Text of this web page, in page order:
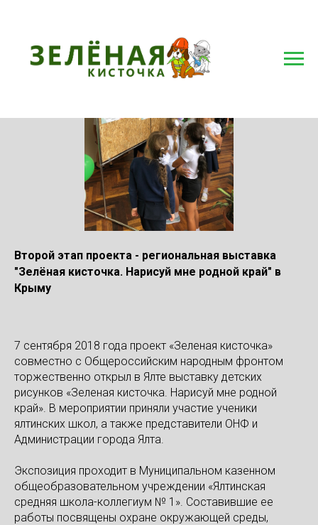
Второй этап проекта - региональная выставка
"Зелёная кисточка. Нарисуй мне родной край" в
Крыму
7 сентября 2018 года проект «Зеленая кисточка»
совместно с Общероссийским народным фронтом
торжественно открыл в Ялте выставку детских
рисунков «Зеленая кисточка. Нарисуй мне родной
край». В мероприятии приняли участие ученики
ялтинских школ, а также представители ОНФ и
Администрации города Ялта.
Экспозиция проходит в Муниципальном казенном
общеобразовательном учреждении «Ялтинская
средняя школа-коллегиум № 1». Составившие ее
работы посвящены охране окружающей среды,